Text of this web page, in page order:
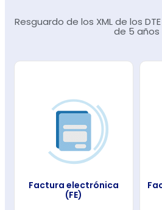
Resguardo de los XML de los
de 5 años
Factura electrónica
(FE)